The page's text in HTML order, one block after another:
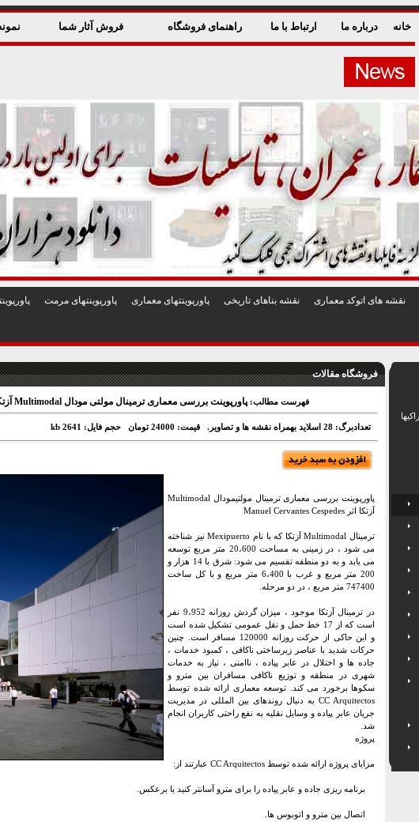
خانه درباره ما ارتباط با ما راهنمای فروشگاه فروش آثار شما
نقشه های اتوکد معماری نقشه بناهای تاريخی پاورپوينتهای معماری پاورپوينتهای مرمت
فروشگاه مقالات
فهرست مطالب: پاورپوینت بررسی معماری ترمینال مولتی مودال Multimodal آزتکا اثر Manuel Cervantes Cespedes
تعدادبرگ: 28 اسلاید بهمراه نقشه ها و تصاویر. قیمت: 24000 تومان حجم فایل: 2641 kb
پاورپوینت بررسی معماری ترمینال مولتیمودال Multimodal
آزتکا اثر Manuel Cervantes Cespedes
ترمینال Multimodal آزتکا که با نام Mexipuerto نیز شناخته
می شود ، در زمینی به مساحت 20،600 متر مربع توسعه
می یابد و به دو منطقه تقسیم می شود: شرق با 14 هزار و
200 متر مربع و غرب با 6،400 متر مربع و با کل ساخت
747400 متر مربع ، در دو مرحله.
در ترمینال آزتکا موجود ، میزان گردش روزانه 9،952 نفر
است که از 17 خط حمل و نقل عمومی تشکیل شده است
و این حاکی از حرکت روزانه 120000 مسافر است. چنین
حرکات شدید با عناصر زیرساختی ناکافی ، کمبود خدمات ،
جاده ها و اختلال در عابر پیاده ، ناامنی ، نیاز به خدمات
شهری در منطقه و توزیع ناکافی مسافران بین مترو و
سکوها برخورد می کند. توسعه معماری ارائه شده توسط
CC Arquitectos به دنبال روندهای بین المللی در مدیریت
جریان عابر پیاده و وسایل نقلیه به نفع راحتی کاربران انجام
شد.
پروژه
مزایای پروژه ارائه شده توسط CC Arquitectos عبارتند از:
برنامه ریزی جاده و عابر پیاده را برای مترو آسانتر کنید یا برعکس.
اتصال بین مترو و اتوبوس ها.